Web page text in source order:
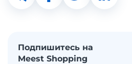
Подпишитесь на
Meest Shopping